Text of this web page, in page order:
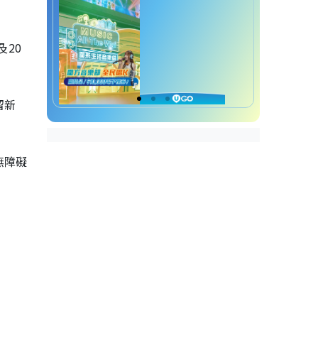
20
新
障礙